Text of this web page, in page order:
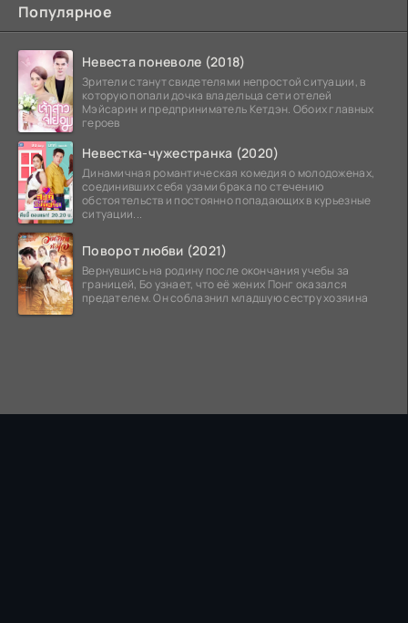
Популярное
Невеста поневоле (2018)
Зрители станут свидетелями непростой ситуации, в
которую попали дочка владельца сети отелей
Мэйсарин и предприниматель Кетдэн. Обоих главных
героев
Невестка-чужестранка (2020)
Динамичная романтическая комедия о молодоженах,
соединивших себя узами брака по стечению
обстоятельств и постоянно попадающих в курьезные
ситуации...
Поворот любви (2021)
Вернувшись на родину после окончания учебы за
границей, Бо узнает, что её жених Понг оказался
предателем. Он соблазнил младшую сестру хозяина